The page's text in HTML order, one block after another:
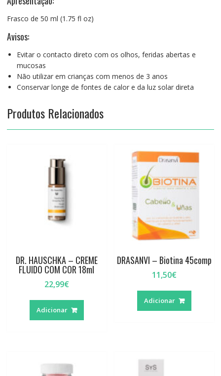
Frasco de 50 ml (1.75 fl oz)
Avisos:
Evitar o contacto direto com os olhos, feridas abertas e
mucosas
Não utilizar em crianças com menos de 3 anos
Conservar longe de fontes de calor e da luz solar direta
Produtos Relacionados
DR. HAUSCHKA – CREME
FLUIDO COM COR 18ml
22,99€
Adicionar
DRASANVI – Biotina 45comp
11,50€
Adicionar